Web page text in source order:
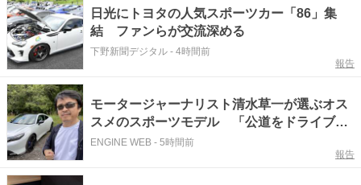
日光にトヨタの人気スポーツカー「86」集
結 ファンらが交流深める
下野新聞デジタル - 4時間前
報告
モータージャーナリスト清水草一が選ぶオス
スメのスポーツモデル 「公道をドライブす
る限り、これ以上楽しいクルマはない」とい
ENGINE WEB - 5時間前
報告